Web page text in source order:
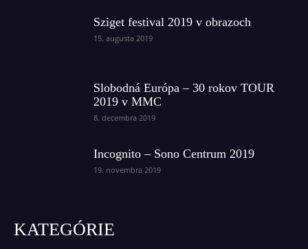
Sziget festival 2019 v obrazoch
15. augusta 2019
Slobodná Európa – 30 rokov TOUR
2019 v MMC
8. decembra 2019
Incognito – Sono Centrum 2019
19. novembra 2019
KATEGÓRIE